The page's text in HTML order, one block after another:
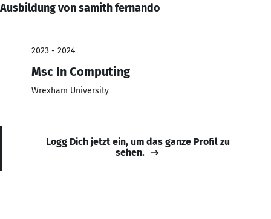
Ausbildung von samith fernando
2023 - 2024
Msc In Computing
Wrexham University
Logg Dich jetzt ein, um das ganze Profil zu
sehen.